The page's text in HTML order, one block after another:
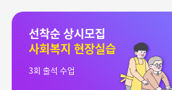
선착순 상시모집
사회복지 현장실습
3회 출석 수업